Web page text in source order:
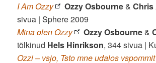
I Am Ozzy Ozzy Osbourne&Chris
sivua | Sphere 2009
Mina olen Ozzy
Ozzy Osbourne&
tõlkinud Hels Hinrikson, 344 sivua |
Ozzi – vsjo, Tsto mne udalos